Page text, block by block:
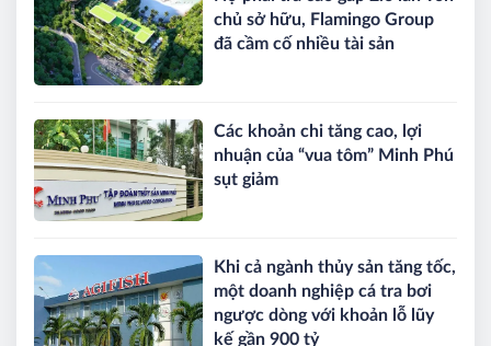
chủ sở hữu, Flamingo Group
đã cầm cố nhiều tài sản
Các khoản chi tăng cao, lợi
nhuận của “vua tôm” Minh Phú
sụt giảm
Khi cả ngành thủy sản tăng tốc,
một doanh nghiệp cá tra bơi
ngược dòng với khoản lỗ lũy
kế gần 900 tỷ